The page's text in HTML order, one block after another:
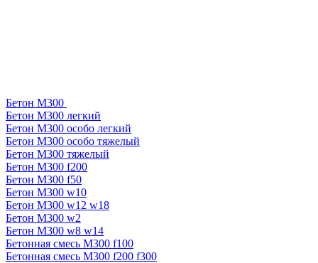
Бетон М300
Бетон М300 легкий
Бетон М300 особо легкий
Бетон М300 особо тяжелый
Бетон М300 тяжелый
Бетон М300 f200
Бетон М300 f50
Бетон М300 w10
Бетон М300 w12 w18
Бетон М300 w2
Бетон М300 w8 w14
Бетонная смесь М300 f100
Бетонная смесь М300 f200 f300